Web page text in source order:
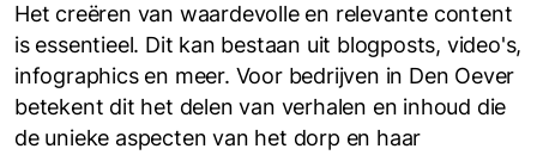
Het creëren van waardevolle en relevante content
is essentieel. Dit kan bestaan uit blogposts, video's,
infographics en meer. Voor bedrijven in Den Oever
betekent dit het delen van verhalen en inhoud die
de unieke aspecten van het dorp en haar